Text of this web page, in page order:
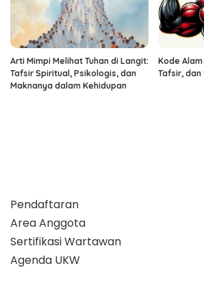
Arti Mimpi Melihat Tuhan di Langit:
Tafsir Spiritual, Psikologis, dan
Maknanya dalam Kehidupan
Kode Alam
Tafsir, dan
Pendaftaran
Area Anggota
Sertifikasi Wartawan
Agenda UKW